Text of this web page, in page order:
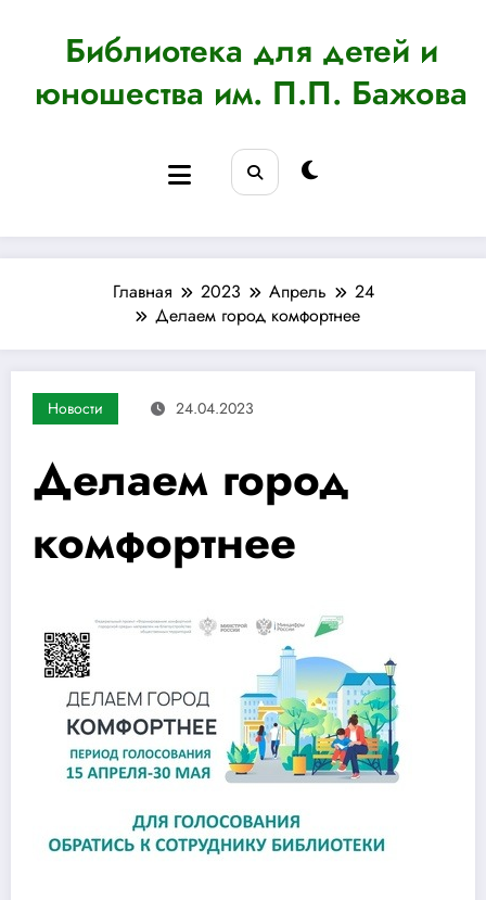
содержимомуБиблиотека для детей и
юношества им. П.П. Бажова
Главная 2023 Апрель
24
Делаем город комфортнее
Новости 24.04.2023
Делаем город
комфортнее